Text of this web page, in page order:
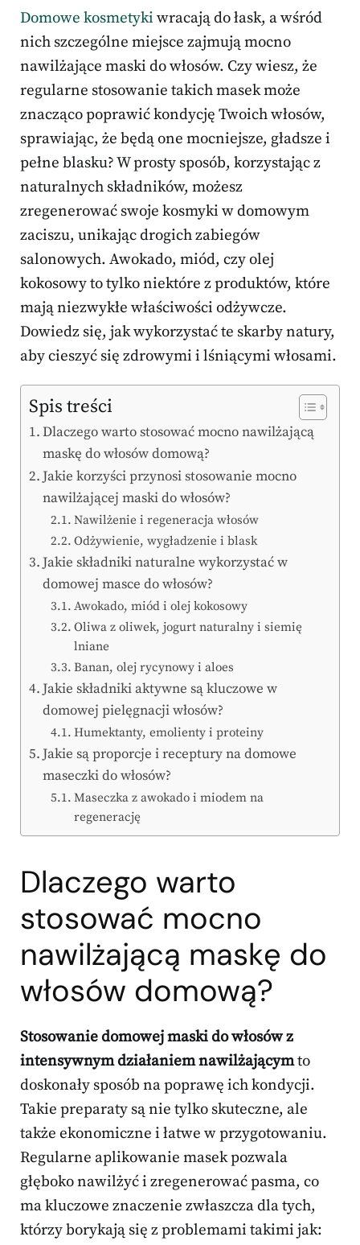
Domowe kosmetyki wracają do łask, a wśród
nich szczególne miejsce zajmują mocno
nawilżające maski do włosów. Czy wiesz, że
regularne stosowanie takich masek może
znacząco poprawić kondycję Twoich włosów,
sprawiając, że będą one mocniejsze, gładsze i
pełne blasku? W prosty sposób, korzystając z
naturalnych składników, możesz
zregenerować swoje kosmyki w domowym
zaciszu, unikając drogich zabiegów
salonowych. Awokado, miód, czy olej
kokosowy to tylko niektóre z produktów, które
mają niezwykłe właściwości odżywcze.
Dowiedz się, jak wykorzystać te skarby natury,
aby cieszyć się zdrowymi i lśniącymi włosami.
Spis treści
Dlaczego warto stosować mocno nawilżającą
maskę do włosów domową?
Jakie korzyści przynosi stosowanie mocno
nawilżającej maski do włosów?
Nawilżenie i regeneracja włosów
Odżywienie, wygładzenie i blask
Jakie składniki naturalne wykorzystać w
domowej masce do włosów?
Awokado, miód i olej kokosowy
Oliwa z oliwek, jogurt naturalny i siemię
lniane
Banan, olej rycynowy i aloes
Jakie składniki aktywne są kluczowe w
domowej pielęgnacji włosów?
Humektanty, emolienty i proteiny
Jakie są proporcje i receptury na domowe
maseczki do włosów?
Maseczka z awokado i miodem na
regenerację
Dlaczego warto
stosować mocno
nawilżającą maskę do
włosów domową?
Stosowanie domowej maski do włosów z
intensywnym działaniem nawilżającymto
doskonały sposób na poprawę ich kondycji.
Takie preparaty są nie tylko skuteczne, ale
także ekonomiczne i łatwe w przygotowaniu.
Regularne aplikowanie masek pozwala
głęboko nawilżyć i zregenerować pasma, co
ma kluczowe znaczenie zwłaszcza dla tych,
którzy borykają się z problemami takimi jak: